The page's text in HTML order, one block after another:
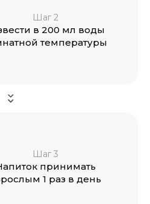
Шаг 2
в 200 мл воды
температуры
Шаг 3
принимать
1 раз в день